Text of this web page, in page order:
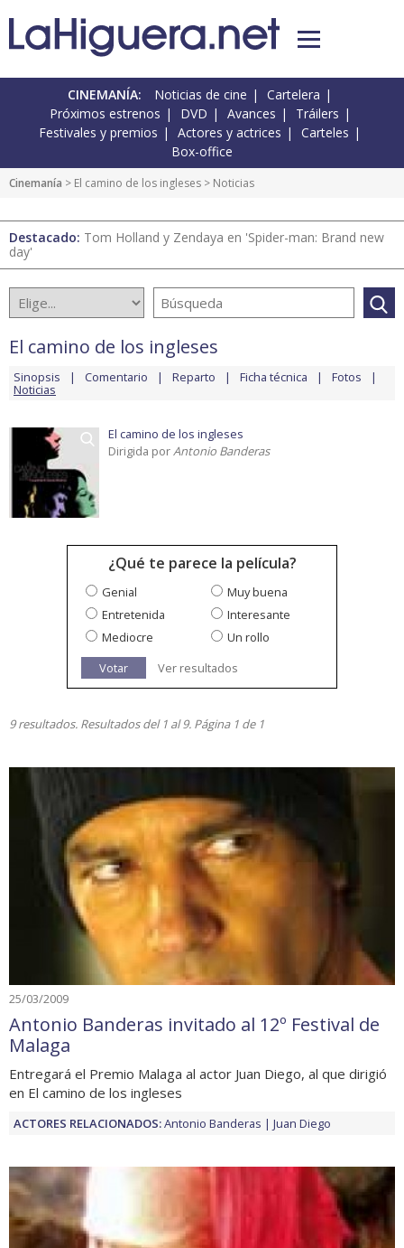
CINEMANÍA: Noticias de cine
Cartelera
Próximos estrenos
DVD Avances
Tráilers
Festivales y premios
Actores y actrices
Carteles
Box-office
Cinemanía > El camino de los ingleses > Noticias
Destacado: Tom Holland y Zendaya en 'Spider-man: Brand new
day'
El camino de los ingleses
Sinopsis Comentario Reparto Ficha técnica Fotos
Noticias
El camino de los ingleses
Dirigida porAntonio Banderas
¿Qué te parece la película?
Genial
Muy buena
Entretenida
Interesante
Mediocre
Un rollo
Votar
Ver resultados
9 resultados. Resultados del 1 al 9. Página 1 de 1
25/03/2009
Antonio Banderas invitado al 12º Festival de
Malaga
Entregará el Premio Malaga al actor Juan Diego, al que dirigió
en El camino de los ingleses
ACTORES RELACIONADOS:Antonio Banderas Juan Diego